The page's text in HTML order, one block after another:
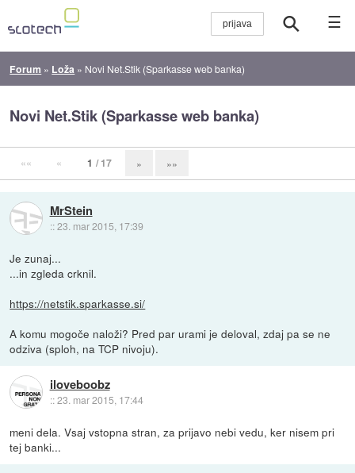
☰
Forum » Loža » Novi Net.Stik (Sparkasse web banka)
Novi Net.Stik (Sparkasse web banka)
«« « 1 / 17 » »»
MrStein
::23. mar 2015, 17:39
Je zunaj...
...in zgleda crknil.
https://netstik.sparkasse.si/
A komu mogoče naloži? Pred par urami je deloval, zdaj pa se ne
odziva (sploh, na TCP nivoju).
iloveboobz
::23. mar 2015, 17:44
meni dela. Vsaj vstopna stran, za prijavo nebi vedu, ker nisem pri
tej banki...